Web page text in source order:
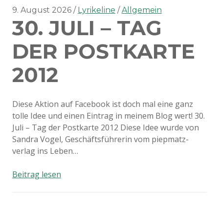
NIEMALS FÜR IMMER (ROMAN)
NIGHTMARES
BÜCHERSHOPS
DATENSCHUTZERKLÄRUNG
IMPRESSUM
9. August 2026 Lyrikeline Allgemein
30. JULI – TAG
DER POSTKARTE
2012
Diese Aktion auf Facebook ist doch mal eine ganz
tolle Idee und einen Eintrag in meinem Blog wert! 30.
Juli – Tag der Postkarte 2012 Diese Idee wurde von
Sandra Vogel, Geschäftsführerin vom piepmatz-
verlag ins Leben…
Beitrag lesen30.